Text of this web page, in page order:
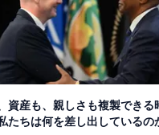
資産も、親しさも複製できる
たちは何を差し出しているの